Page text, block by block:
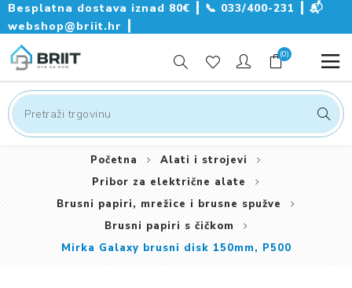
Besplatna dostava iznad 80€ ┃ 📞 033/400-231
📬
webshop@briit.hr
(0)
Početna
Alati i strojevi
Pribor za električne alate
Brusni papiri, mrežice i brusne spužve
Brusni papiri s čičkom
Mirka Galaxy brusni disk 150mm, P500